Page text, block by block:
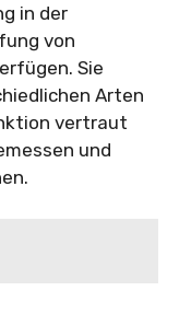
in der
von
Sie
Arten
vertraut
und